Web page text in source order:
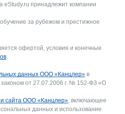
eStudy.ru принадлежит компании
за рубежом и престижное
офертой, условия и конечные
.
данных ООО «Канцлер» в
от 27.07.2006 г. № 152-ФЗ «О
сайта ООО «Канцлер», включающее
данных и использование